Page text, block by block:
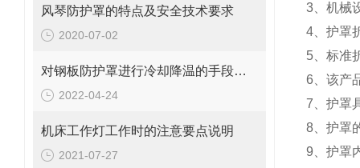
风琴防护罩的特点及安全技术要求
2020-07-02
对钢板防护罩进行冷却降温的手段有哪些？
2022-04-24
机床工作灯工作时的注意要点说明
2021-07-27
3、机械
4、护罩
5、标准
6、该产
7、护罩
8、护罩
9、护罩